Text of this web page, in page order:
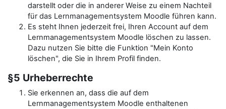
darstellt oder die in anderer Weise zu einem Nachteil
für das Lernmanagementsystem Moodle führen kann.
Es steht Ihnen jederzeit frei, Ihren Account auf dem
Lernmanagementsystem Moodle löschen zu lassen.
Dazu nutzen Sie bitte die Funktion "Mein Konto
löschen", die Sie in Ihrem Profil finden.
§5 Urheberrechte
Sie erkennen an, dass die auf dem
Lernmanagementsystem Moodle enthaltenen